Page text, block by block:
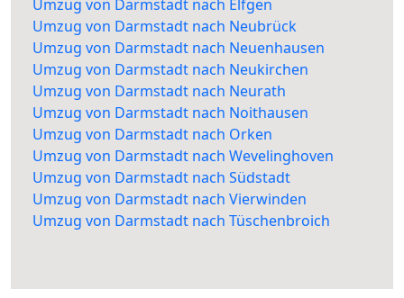
Umzug von Darmstadt nach Elfgen
Umzug von Darmstadt nach Neubrück
Umzug von Darmstadt nach Neuenhausen
Umzug von Darmstadt nach Neukirchen
Umzug von Darmstadt nach Neurath
Umzug von Darmstadt nach Noithausen
Umzug von Darmstadt nach Orken
Umzug von Darmstadt nach Wevelinghoven
Umzug von Darmstadt nach Südstadt
Umzug von Darmstadt nach Vierwinden
Umzug von Darmstadt nach Tüschenbroich